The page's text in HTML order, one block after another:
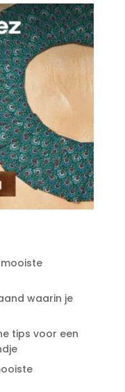
mooiste
waarin je
tips voor een